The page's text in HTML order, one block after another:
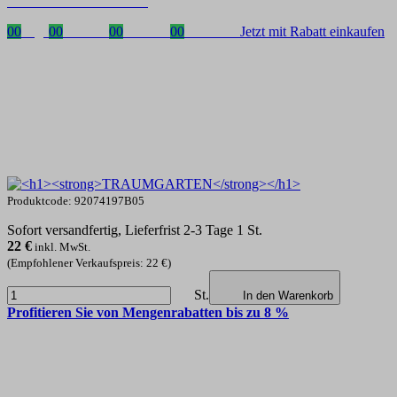
00
00 00 00 Jetzt mit Rabatt einkaufen
Produktcode: 92074197B05
Sofort versandfertig, Lieferfrist 2-3 Tage 1 St.
22 € inkl. MwSt.
(Empfohlener Verkaufspreis: 22 €)
St. In den Warenkorb
Profitieren Sie von Mengenrabatten bis zu 8 %